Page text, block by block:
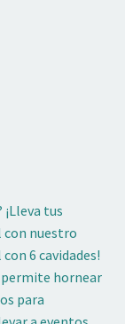
¡Lleva tus
con nuestro
6 cavidades!
hornear
para